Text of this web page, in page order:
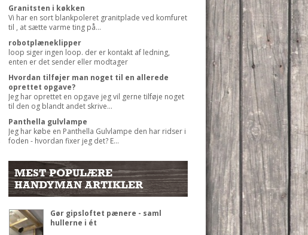
Granitsten i køkken
Vi har en sort blankpoleret granitplade ved komfuret
til , at sætte varme ting på...
robotplæneklipper
loop siger ingen loop. der er kontakt af ledning,
enten er det sender eller modtager
Hvordan tilføjer man noget til en allerede
oprettet opgave?
Jeg har oprettet en opgave jeg vil gerne tilføje noget
til den og blandt andet skrive...
Panthella gulvlampe
Jeg har købe en Panthella Gulvlampe den har ridser i
foden - hvordan fixer jeg det? E...
MEST POPULÆRE
HANDYMAN ARTIKLER
Gør gipsloftet pænere - saml
hullerne i ét